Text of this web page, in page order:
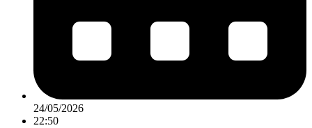
24/05/2026
22:50